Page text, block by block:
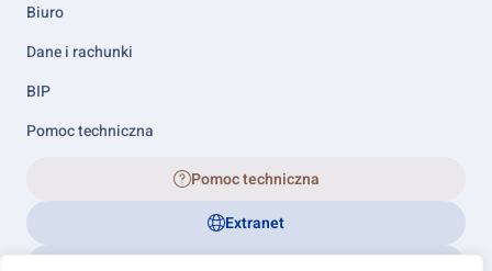
Biuro
Dane i rachunki
BIP
Pomoc techniczna
Pomoc techniczna
Extranet